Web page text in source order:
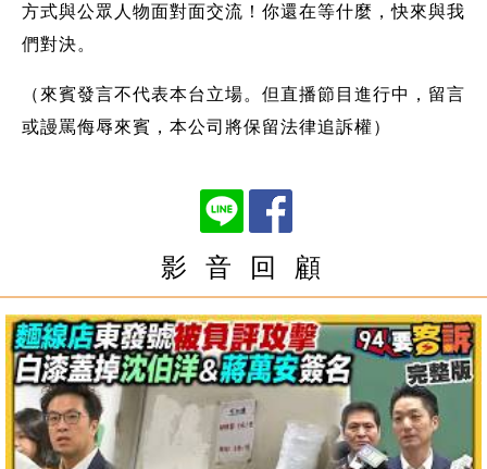
方式與公眾人物面對面交流！你還在等什麼，快來與我
們對決。
（來賓發言不代表本台立場。但直播節目進行中，留言
或謾罵侮辱來賓，本公司將保留法律追訴權）
影 音 回 顧